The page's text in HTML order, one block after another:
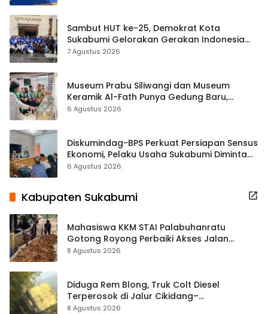
Sambut HUT ke-25, Demokrat Kota
Sukabumi Gelorakan Gerakan Indonesia
ASRI Lewat Aksi Bersih Masjid Agung
7 Agustus 2026
Museum Prabu Siliwangi dan Museum
Keramik Al-Fath Punya Gedung Baru,
Hampir 500 Koleksi Dipisahkan
6 Agustus 2026
Diskumindag-BPS Perkuat Persiapan Sensus
Ekonomi, Pelaku Usaha Sukabumi Diminta
Terbuka Beri Data
6 Agustus 2026
Kabupaten Sukabumi
Mahasiswa KKM STAI Palabuhanratu
Gotong Royong Perbaiki Akses Jalan
Majelis Ta’lim di Sagaranten
8 Agustus 2026
Diduga Rem Blong, Truk Colt Diesel
Terperosok di Jalur Cikidang–
Palabuhanratu
8 Agustus 2026